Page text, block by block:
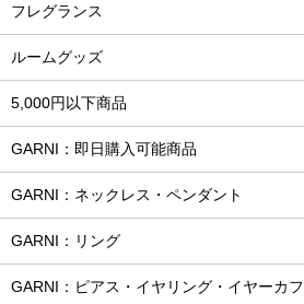
フレグランス
ルームグッズ
5,000円以下商品
GARNI：即日購入可能商品
GARNI：ネックレス・ペンダント
GARNI：リング
GARNI：ピアス・イヤリング・イヤーカフ